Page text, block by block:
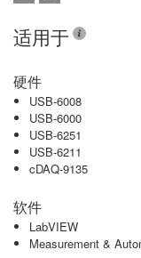
适用于
硬件
USB-6008
USB-6000
USB-6251
USB-6211
cDAQ-9135
软件
LabVIEW
Measurement &